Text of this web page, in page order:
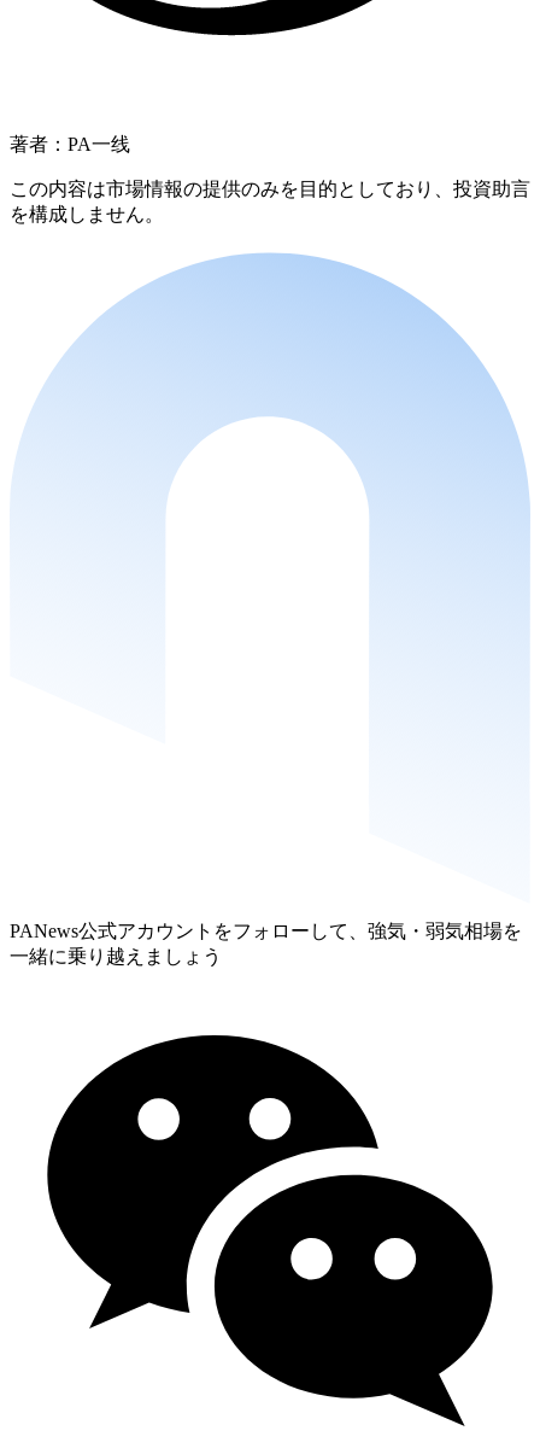
著者：PA一线
この内容は市場情報の提供のみを目的としており、投資助言
を構成しません。
PANews公式アカウントをフォローして、強気・弱気相場を
一緒に乗り越えましょう